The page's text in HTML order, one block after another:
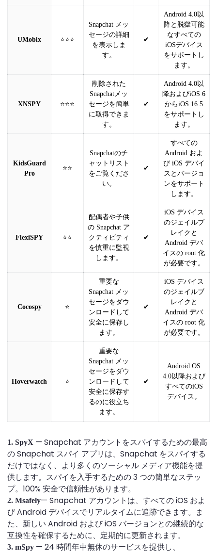
UMobix ⭐⭐⭐
Snapchat メッ
セージの詳細
を表示しま
す。
✔
Android 4.0以
降と脱獄可能
なすべての
iOSデバイス
をサポートし
ます。
XNSPY ⭐⭐⭐
削除された
Snapchatメッ
セージを簡単
に取得できま
す。
✔
Android 4.0以
降およびiOS 6
からiOS 16.5
をサポートし
ます。
KidsGuard
Pro
⭐⭐
Snapchatのチ
ャットリスト
をご覧くださ
い。
✔
すべての
Android およ
び iOS デバイ
スとバージョ
ンをサポート
します。
FlexiSPY ⭐⭐
配偶者や子供
の Snapchat ア
クティビティ
を慎重に監視
します。
✔
iOS デバイス
のジェイルブ
レイクと
Android デバ
イスの root 化
が必要です。
Cocospy ⭐
重要な
Snapchat メッ
セージをダウ
ンロードして
安全に保存し
ます。
✔
iOS デバイス
のジェイルブ
レイクと
Android デバ
イスの root 化
が必要です。
Hoverwatch ⭐
重要な
Snapchat メッ
セージをダウ
ンロードして
安全に保存す
るのに役立ち
ます。
✔
Android OS
4.0以降および
すべてのiOS
デバイス。
1. SpyX — Snapchat アカウントをスパイするための最高
の Snapchat スパイ アプリは、Snapchat をスパイする
だけではなく、より多くのソーシャル メディア機能を提
供します。スパイを入手するための 3 つの簡単なステッ
プ。100% 安全で信頼性があります。
2. Msafely— Snapchat アカウントは、すべての iOS およ
び Android デバイスでリアルタイムに追跡できます。ま
た、新しい Android および iOS バージョンとの継続的な
互換性を確保するために、定期的に更新されます。
3. mSpy — 24 時間年中無休のサービスを提供し、